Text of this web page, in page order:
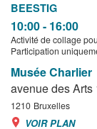
BEESTIG
10:00 - 16:00
Activité de collage
Participation
Musée Charlier
avenue des Arts
1210 Bruxelles
VOIR PLAN